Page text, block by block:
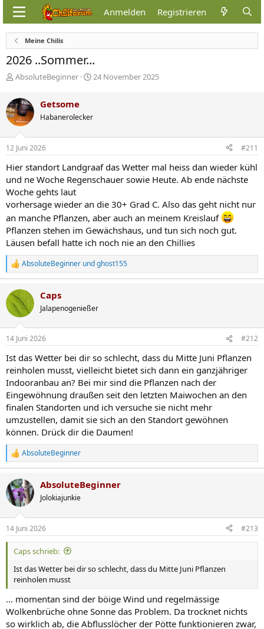
Anmelden Registrieren
Meine Chilis
2026 ..Sommer...
E
s
t
e
l
l
e
AbsoluteBeginner
E
e
l
m
24 November 2025
Getsome
Habanerolecker
12 Juni 2026 #211
Hier standort Landgraaf das Wetter mal heiss dan wieder kühl
und ne Woche Regenschauer sowie Heute. Ab ende nächste
Woche gehts laut
vorhersage wieder an die 30+ Grad C. Also das geht nicht nur
an manche Pflanzen, aber auch an meinem Kreislauf
Pflanzen stehen im Gewächshaus, und tun sich noch gut.
Läusen befall hatte ich noch nie an den Chillies
R
e
k
t
i
e
:
AbsoluteBeginner undghost155
Caps
Jalapenogenießer
14 Juni 2026 #212
Ist das Wetter bei dir so schlecht, dass du Mitte Juni Pflanzen
reinholen musst, vielleicht bietet sich dann ein ganzjähriger
Indooranbau an? Bei mir sind die Pflanzen nach der
Eingewöhnung draußen seit den letzten Maiwochen an den
finalen Standorten und ich versuche sie nicht mehr
umzustellen, damit sie sich an den Standort gewöhnen
können. Drück dir die Daumen!
R
e
k
t
i
e
n
AbsoluteBeginner
AbsoluteBeginner
Jolokiajunkie
14 Juni 2026 #213
Caps schrieb:
Ist das Wetter bei dir so schlecht, dass du Mitte Juni Pflanzen
reinholen musst
... momentan sind der böige Wind und regelmässige
Wolkenbrüche ohne Sonne das Problem. Da trocknet nichts
so wirklich ab, die Abflusslöcher der Pötte funktionieren zwar,